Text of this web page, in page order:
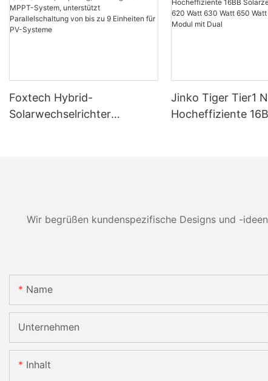
Foxtech Hybrid-
Solarwechselrichter
Jinko Tiger Tier1
Hocheffiziente
Wir begrüßen kundenspezifische Designs und -
Name
Unternehmen
Inhalt